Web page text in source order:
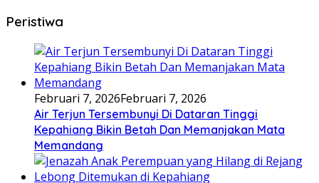
Peristiwa
Februari 7, 2026Februari 7, 2026
Air Terjun Tersembunyi Di Dataran Tinggi
Kepahiang Bikin Betah Dan Memanjakan Mata
Memandang